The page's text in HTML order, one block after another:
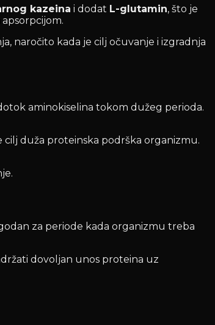
kazeina i dodat L-glutamin, što je
naročito kada je cilj očuvanje i izgradnja
aminokiselina tokom dužeg perioda.
cilj duža proteinska podrška organizmu.
za periode kada organizmu treba
dovoljan unos proteina uz